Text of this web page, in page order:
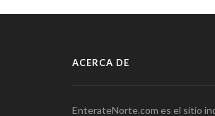
ACERCA DE
EnterateNorte.com es el sitio